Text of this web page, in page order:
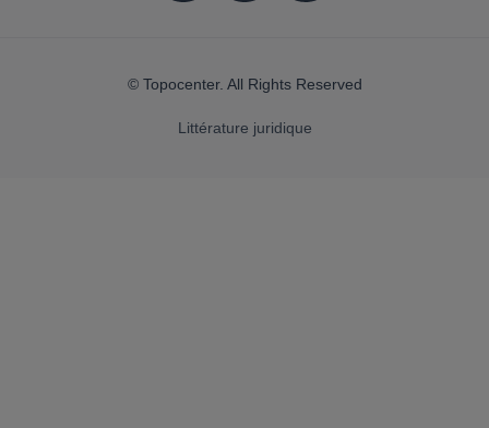
© Topocenter. All Rights Reserved
Littérature juridique